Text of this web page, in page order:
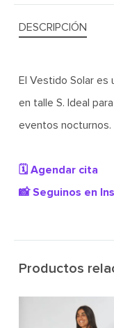
DESCRIPCIÓN
El Vestido Solar es
en talle S. Ideal
eventos nocturnos.
🗓️ Agendar cita
📸 Seguinos en
Productos